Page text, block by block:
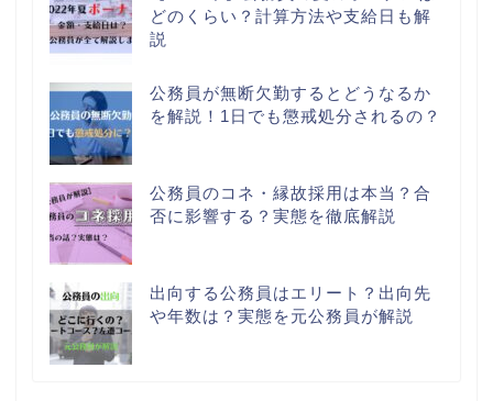
どのくらい？計算方法や支給日も解
説
公務員が無断欠勤するとどうなるか
を解説！1日でも懲戒処分されるの？
公務員のコネ・縁故採用は本当？合
否に影響する？実態を徹底解説
出向する公務員はエリート？出向先
や年数は？実態を元公務員が解説